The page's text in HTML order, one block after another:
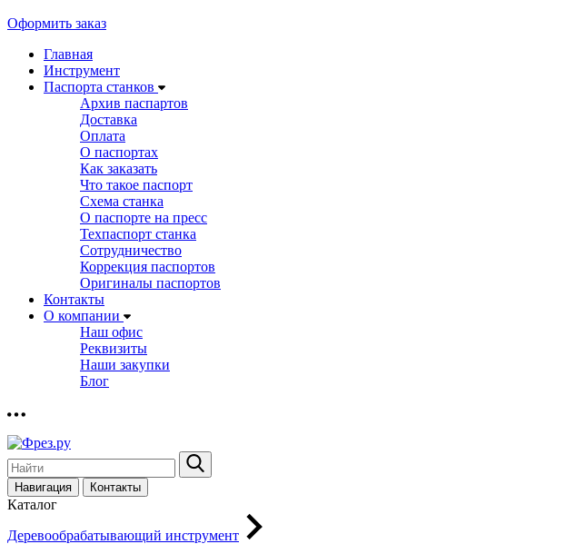
Оформить заказ
Главная
Инструмент
Паспорта станков
Архив паспартов
Доставка
Оплата
О паспортах
Как заказать
Что такое паспорт
Схема станка
О паспорте на пресс
Техпаспорт станка
Сотрудничество
Коррекция паспортов
Оригиналы паспортов
Контакты
О компании
Наш офис
Реквизиты
Наши закупки
Блог
Навигация Контакты
Каталог
Деревообрабатывающий инструмент